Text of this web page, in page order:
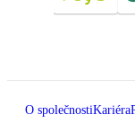
O společnostiKariéra